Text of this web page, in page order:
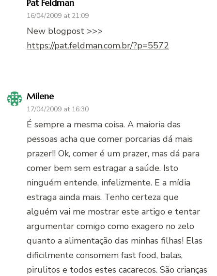
Pat Feldman
16/04/2009 at 21:09
New blogpost >>>
https://pat.feldman.com.br/?p=5572
Milene
17/04/2009 at 16:30
É sempre a mesma coisa. A maioria das
pessoas acha que comer porcarias dá mais
prazer!! Ok, comer é um prazer, mas dá para
comer bem sem estragar a saúde. Isto
ninguém entende, infelizmente. E a mídia
estraga ainda mais. Tenho certeza que
alguém vai me mostrar este artigo e tentar
argumentar comigo como exagero no zelo
quanto a alimentação das minhas filhas! Elas
dificilmente consomem fast food, balas,
pirulitos e todos estes cacarecos. São crianças